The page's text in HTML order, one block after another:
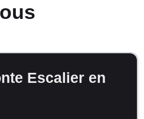
Escalier en